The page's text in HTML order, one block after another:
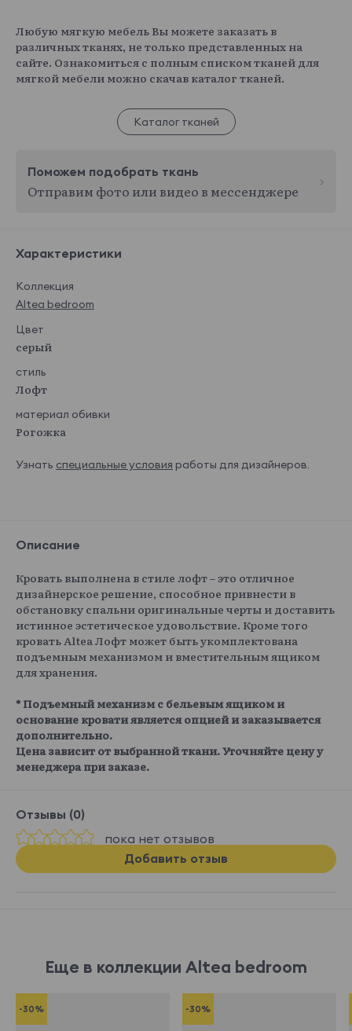
Любую мягкую мебель Вы можете заказать в
различных тканях, не только представленных на
сайте. Ознакомиться с полным списком тканей для
мягкой мебели можно скачав каталог тканей.
Каталог тканей
Поможем подобрать ткань
Отправим фото или видео в мессенджере
Характеристики
Коллекция
Altea bedroom
Цвет
серый
стиль
Лофт
материал обивки
Рогожка
Узнать специальные условия работы для дизайнеров.
Описание
Кровать выполнена в стиле лофт – это отличное
дизайнерское решение, способное привнести в
обстановку спальни оригинальные черты и доставить
истинное эстетическое удовольствие. Кроме того
кровать Altea Лофт может быть укомплектована
подъемным механизмом и вместительным ящиком
для хранения.
* Подъемный механизм с бельевым ящиком и
основание кровати является опцией и заказывается
дополнительно.
Цена зависит от выбранной ткани. Уточняйте цену у
менеджера при заказе.
Отзывы (0)
пока нет отзывов
Добавить отзыв
Еще в коллекции Altea bedroom
-30% -30%